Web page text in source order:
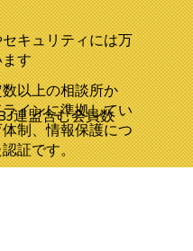
キュリティには万
す
以上の相談所か
インに準拠してい
制、情報保護につ
証です。
連盟含む会員数